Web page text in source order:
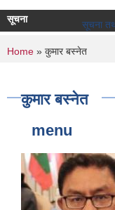
सूचना सूचना तथा
You are
Home » कुमार बस्नेत
कुमार बस्नेत
menu